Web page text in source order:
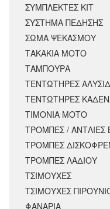
ΣΥΜΠΛΕΚΤΕΣ ΚΙΤ
ΣΥΣΤΗΜΑ ΠΕΔΗΣΗΣ
ΣΩΜΑ ΨΕΚΑΣΜΟΥ
ΤΑΚΑΚΙΑ ΜΟΤΟ
ΤΑΜΠΟΥΡΑ
ΤΕΝΤΩΤΗΡΕΣ
ΤΕΝΤΩΤΗΡΕΣ
ΤΙΜΟΝΙΑ ΜΟΤΟ
ΤΡΟΜΠΕΣ / ΑΝΤΛΙΕΣ
ΤΡΟΜΠΕΣ
ΤΡΟΜΠΕΣ ΛΑΔΙΟΥ
ΤΣΙΜΟΥΧΕΣ
ΤΣΙΜΟΥΧΕΣ
ΦΑΝΑΡΙΑ